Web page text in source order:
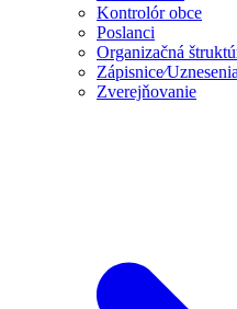
Kontrolór obce
Poslanci
Organizačná
Zverejňovanie